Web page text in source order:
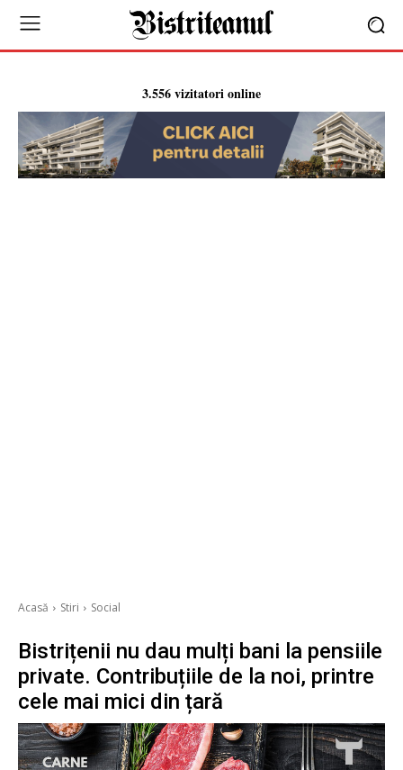
3.556 vizitatori online
Acasă Stiri Social
Bistrițenii nu dau mulți bani la pensiile
private. Contribuțiile de la noi, printre
cele mai mici din țară